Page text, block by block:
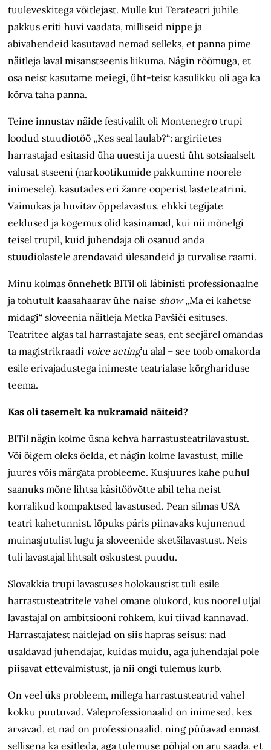
tuuleveskitega võitlejast. Mulle kui Terateatri juhile
pakkus eriti huvi vaadata, milliseid nippe ja
abivahendeid kasutavad nemad selleks, et panna pime
näitleja laval misanstseenis liikuma. Nägin rõõmuga, et
osa neist kasutame meiegi, üht-teist kasulikku oli aga ka
kõrva taha panna.
Teine innustav näide festivalilt oli Montenegro trupi
loodud stuudiotöö „Kes seal laulab?“: argiriietes
harrastajad esitasid üha uuesti ja uuesti üht sotsiaalselt
valusat stseeni (narkootikumide pakkumine noorele
inimesele), kasutades eri žanre ooperist lasteteatrini.
Vaimukas ja huvitav õppelavastus, ehkki tegijate
eeldused ja kogemus olid kasinamad, kui nii mõnelgi
teisel trupil, kuid juhendaja oli osanud anda
stuudiolastele arendavaid ülesandeid ja turvalise raami.
Minu kolmas õnnehetk BITil oli läbinisti professionaalne
ja tohutult kaasahaarav ühe naise show„Ma ei kahetse
midagi“ sloveenia näitleja Metka Pavšiči esituses.
Teatritee algas tal harrastajate seas, ent seejärel omandas
ta magistrikraadi voice acting’u alal – see toob omakorda
esile erivajadustega inimeste teatrialase kõrghariduse
teema.
Kas oli tasemelt ka nukramaid näiteid?
BITil nägin kolme üsna kehva harrastusteatrilavastust.
Või õigem oleks öelda, et nägin kolme lavastust, mille
juures võis märgata probleeme. Kusjuures kahe puhul
saanuks mõne lihtsa käsitöövõtte abil teha neist
korralikud kompaktsed lavastused. Pean silmas USA
teatri kahetunnist, lõpuks päris piinavaks kujunenud
muinasjutulist lugu ja sloveenide sketšilavastust. Neis
tuli lavastajal lihtsalt oskustest puudu.
Slovakkia trupi lavastuses holokaustist tuli esile
harrastusteatritele vahel omane olukord, kus noorel uljal
lavastajal on ambitsiooni rohkem, kui tiivad kannavad.
Harrastajatest näitlejad on siis hapras seisus: nad
usaldavad juhendajat, kuidas muidu, aga juhendajal pole
piisavat ettevalmistust, ja nii ongi tulemus kurb.
On veel üks probleem, millega harrastusteatrid vahel
kokku puutuvad. Valeprofessionaalid on inimesed, kes
arvavad, et nad on professionaalid, ning püüavad ennast
sellisena ka esitleda, aga tulemuse põhjal on aru saada, et